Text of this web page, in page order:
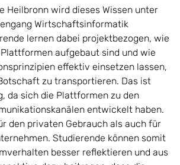
Heilbronn wird dieses Wissen unter
Wirtschaftsinformatik
lernen dabei projektbezogen, wie
aufgebaut sind und wie
effektiv einsetzen lassen,
zu transportieren. Das ist
da sich die Plattformen zu den
entwickelt haben.
den privaten Gebrauch als auch für
Studierende können somit
besser reflektieren und aus